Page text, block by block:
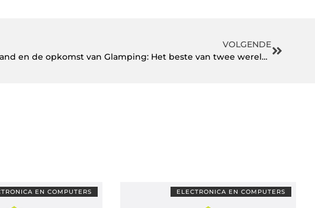
VOLGENDE
Camping in Nederland en de opkomst van Glamping: Het beste van twee werelden
EN COMPUTERS ELECTRONICA EN COMPUTERS